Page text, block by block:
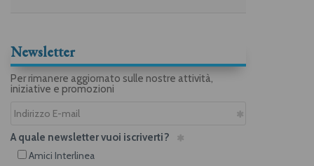
Newsletter
Per rimanere aggiornato sulle nostre attività,
iniziative e promozioni
A quale newsletter vuoi iscriverti?
Amici Interlinea